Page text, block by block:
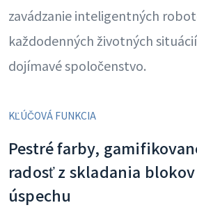
zavádzanie inteligentných
každodenných životných
dojímavé spoločenstvo.
KĽÚČOVÁ FUNKCIA
Pestré farby,
radosť z skladania
úspechu